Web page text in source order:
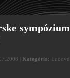
| Kategória: